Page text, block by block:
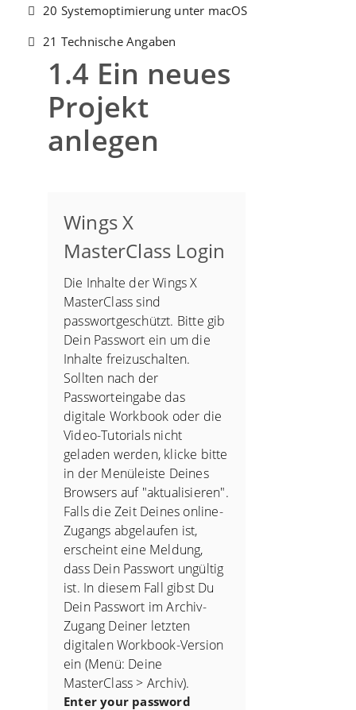
20 Systemoptimierung unter macOS
21 Technische Angaben
1.4 Ein neues
Projekt
anlegen
Wings X
MasterClass Login
Die Inhalte der Wings X
MasterClass sind
passwortgeschützt. Bitte gib
Dein Passwort ein um die
Inhalte freizuschalten.
Sollten nach der
Passworteingabe das
digitale Workbook oder die
Video-Tutorials nicht
geladen werden, klicke bitte
in der Menüleiste Deines
Browsers auf "aktualisieren".
Falls die Zeit Deines online-
Zugangs abgelaufen ist,
erscheint eine Meldung,
dass Dein Passwort ungültig
ist. In diesem Fall gibst Du
Dein Passwort im Archiv-
Zugang Deiner letzten
digitalen Workbook-Version
ein (Menü: Deine
MasterClass > Archiv).
Enter your password